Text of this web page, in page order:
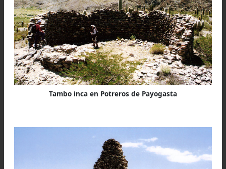
Camino Inca hacia Alto Calilegua, Jujuy
El viernes 13 de Marzo, con dos y media horas
trepada alcanzamos el abra de 5 Cruces (4.620
s.m.), con tiempo espléndido.
piedras del tamaño de un puño, o mayores,
blanco unas pocas (¿cuarzo?) y material del
mayoría. Mide 1,10 metros de altura máxima